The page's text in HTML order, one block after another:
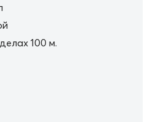
100 м.